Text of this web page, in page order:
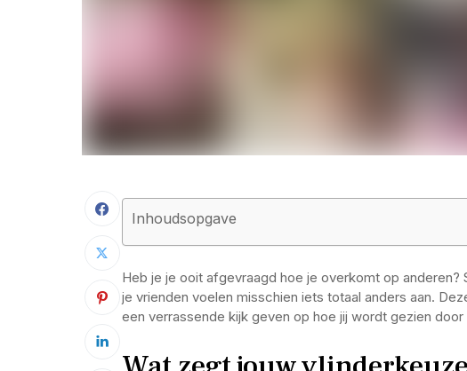
Inhoudsopgave
Heb je je ooit afgevraagd hoe je overkomt op
je vrienden voelen misschien iets totaal anders aan.
een verrassende kijk geven op hoe jij wordt gezien